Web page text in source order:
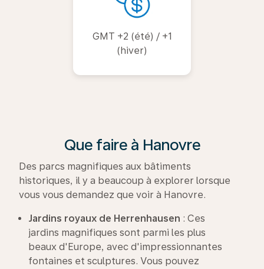
GMT +2 (été) / +1
(hiver)
Que faire à Hanovre
Des parcs magnifiques aux bâtiments
historiques, il y a beaucoup à explorer lorsque
vous vous demandez que voir à Hanovre.
Jardins royaux de Herrenhausen : Ces
jardins magnifiques sont parmi les plus
beaux d'Europe, avec d'impressionnantes
fontaines et sculptures. Vous pouvez